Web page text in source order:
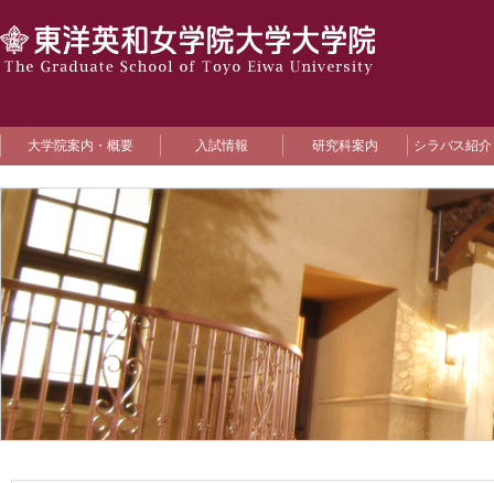
大学院案内・概要 入試情報 研究科案内 シラバス紹